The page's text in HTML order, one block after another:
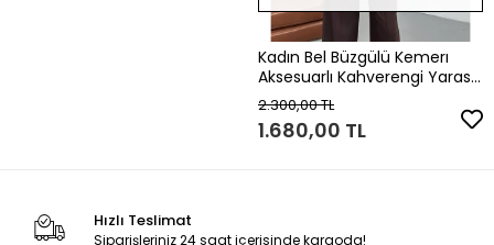
Kadın Bel Büzgülü Kemerı
Aksesuarlı Kahverengi Yarasa
Kol Tulum
2.300,00 TL
1.680,00 TL
Hızlı Teslimat
Siparişleriniz 24 saat içerisinde kargoda!